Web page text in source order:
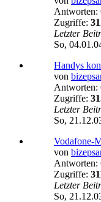
Antworten:
Zugriffe:
Letzter
So,
Handys
von
Antworten:
Zugriffe:
Letzter
So,
Vodafone-
von
Antworten:
Zugriffe:
Letzter
So,